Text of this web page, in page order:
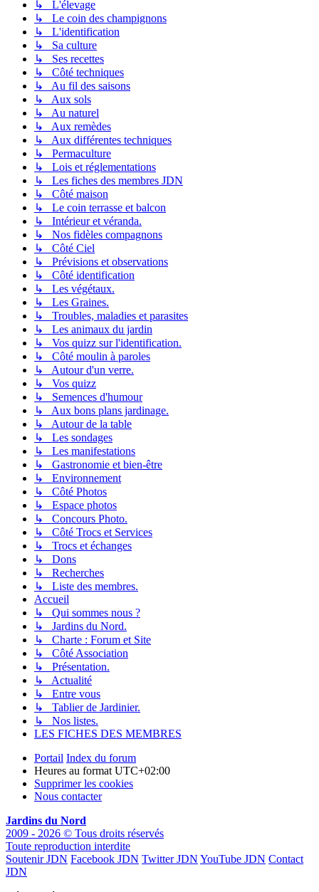
↳ L'élevage
↳ Le coin des champignons
↳ L'identification
↳ Sa culture
↳ Ses recettes
↳ Côté techniques
↳ Au fil des saisons
↳ Aux sols
↳ Au naturel
↳ Aux remèdes
↳ Aux différentes techniques
↳ Permaculture
↳ Lois et réglementations
↳ Les fiches des membres JDN
↳ Côté maison
↳ Le coin terrasse et balcon
↳ Intérieur et véranda.
↳ Nos fidèles compagnons
↳ Côté Ciel
↳ Prévisions et observations
↳ Côté identification
↳ Les végétaux.
↳ Les Graines.
↳ Troubles, maladies et parasites
↳ Les animaux du jardin
↳ Vos quizz sur l'identification.
↳ Côté moulin à paroles
↳ Autour d'un verre.
↳ Vos quizz
↳ Semences d'humour
↳ Aux bons plans jardinage.
↳ Autour de la table
↳ Les sondages
↳ Les manifestations
↳ Gastronomie et bien-être
↳ Environnement
↳ Côté Photos
↳ Espace photos
↳ Concours Photo.
↳ Côté Trocs et Services
↳ Trocs et échanges
↳ Dons
↳ Recherches
↳ Liste des membres.
Accueil
↳ Qui sommes nous ?
↳ Jardins du Nord.
↳ Charte : Forum et Site
↳ Côté Association
↳ Présentation.
↳ Actualité
↳ Entre vous
↳ Tablier de Jardinier.
↳ Nos listes.
LES FICHES DES MEMBRES
Portail Index du forum
Heures au format UTC+02:00
Supprimer les cookies
Nous contacter
Jardins du Nord
2009 - 2026 © Tous droits réservés
Toute reproduction interdite
Soutenir JDN Facebook JDN Twitter JDN YouTube JDN Contact
JDN